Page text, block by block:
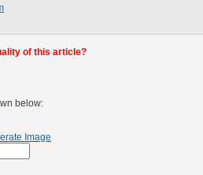
of this article?
below:
Image